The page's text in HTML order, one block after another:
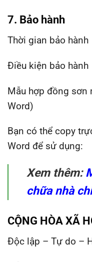
7. Bảo hành
Thời gian bảo hành
Điều kiện bảo hành
Mẫu hợp đồng sơn
Word)
Bạn có thể copy
Word để sử dụng:
Xem thêm:
chữa nhà
CỘNG HÒA XÃ
Độc lập – Tự do –